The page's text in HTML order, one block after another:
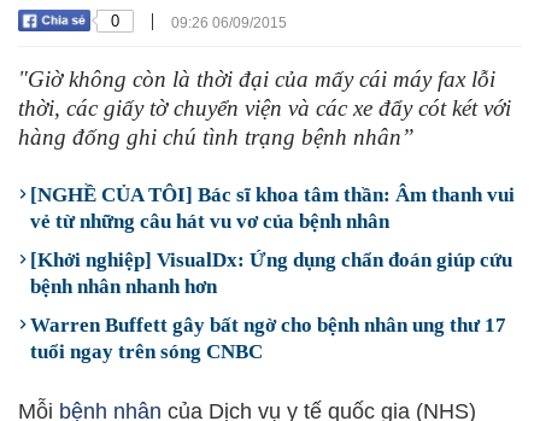
0 | 09:26 06/09/2015
"Giờ không còn là thời đại của mấy cái máy fax lỗi
thời, các giấy tờ chuyển viện và các xe đẩy cót két với
hàng đống ghi chú tình trạng bệnh nhân”
[NGHỀ CỦA TÔI] Bác sĩ khoa tâm thần: Âm thanh vui
vẻ từ những câu hát vu vơ của bệnh nhân
[Khởi nghiệp] VisualDx: Ứng dụng chẩn đoán giúp cứu
bệnh nhân nhanh hơn
Warren Buffett gây bất ngờ cho bệnh nhân ung thư 17
tuổi ngay trên sóng CNBC
Mỗi bệnh nhân của Dịch vụ y tế quốc gia (NHS)